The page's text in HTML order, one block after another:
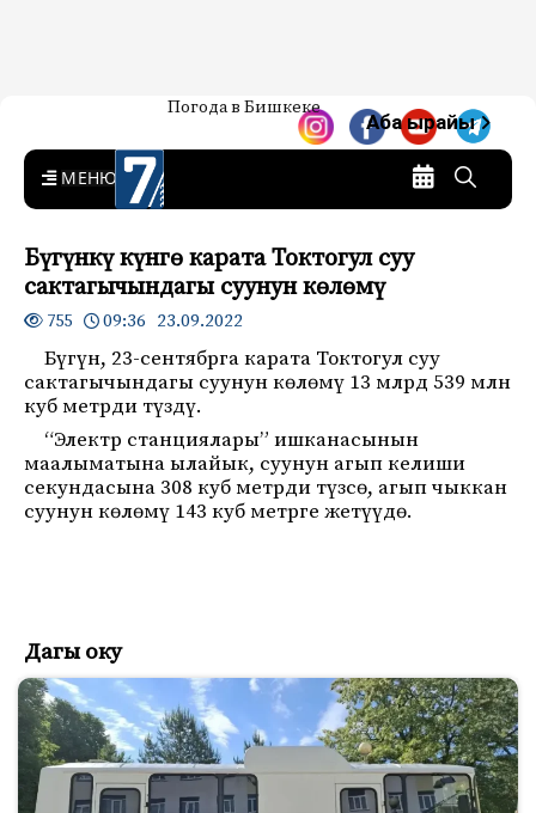
7-канал. Жаңылыктар —
Кыргызстан
Жаңылыктар — Кыргызстан
Погода в Бишкеке
Аба ырайы
MENU
Бүгүнкү күнгө карата Токтогул суу
сактагычындагы суунун көлөмү
755 09:36 23.09.2022
Бүгүн, 23-сентябрга карата Токтогул суу
сактагычындагы суунун көлөмү 13 млрд 539 млн
куб метрди түздү.
“Электр станциялары” ишканасынын
маалыматына ылайык, суунун агып келиши
секундасына 308 куб метрди түзсө, агып чыккан
суунун көлөмү 143 куб метрге жетүүдө.
Дагы оку